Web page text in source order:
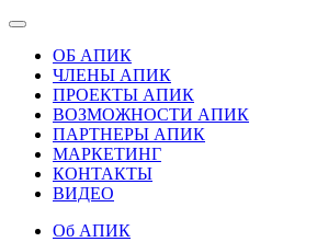
ОБ АПИК
ЧЛЕНЫ АПИК
ПРОЕКТЫ АПИК
ВОЗМОЖНОСТИ АПИК
ПАРТНЕРЫ АПИК
МАРКЕТИНГ
КОНТАКТЫ
ВИДЕО
Об АПИК